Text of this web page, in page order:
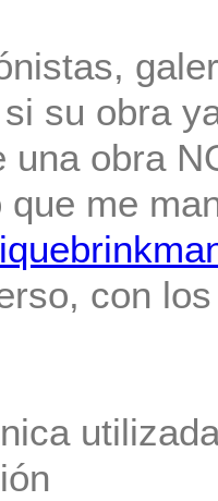
su obra
una obra
me
con